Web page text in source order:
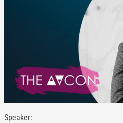
Speaker: